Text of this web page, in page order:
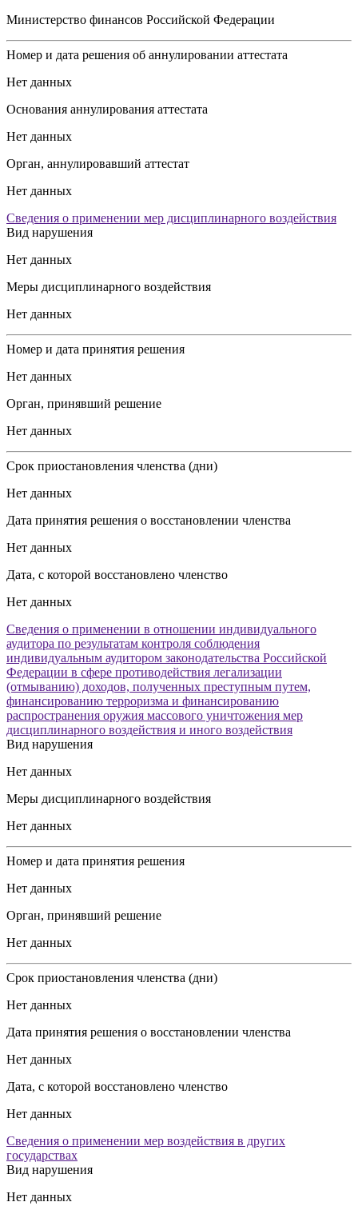
Министерство финансов Российской Федерации
Номер и дата решения об аннулировании аттестата
Нет данных
Основания аннулирования аттестата
Нет данных
Орган, аннулировавший аттестат
Нет данных
Сведения о применении мер дисциплинарного воздействия
Вид нарушения
Нет данных
Меры дисциплинарного воздействия
Нет данных
Номер и дата принятия решения
Нет данных
Орган, принявший решение
Нет данных
Срок приостановления членства (дни)
Нет данных
Дата принятия решения о восстановлении членства
Нет данных
Дата, с которой восстановлено членство
Нет данных
Сведения о применении в отношении индивидуального
аудитора по результатам контроля соблюдения
индивидуальным аудитором законодательства Российской
Федерации в сфере противодействия легализации
(отмыванию) доходов, полученных преступным путем,
финансированию терроризма и финансированию
распространения оружия массового уничтожения мер
дисциплинарного воздействия и иного воздействия
Вид нарушения
Нет данных
Меры дисциплинарного воздействия
Нет данных
Номер и дата принятия решения
Нет данных
Орган, принявший решение
Нет данных
Срок приостановления членства (дни)
Нет данных
Дата принятия решения о восстановлении членства
Нет данных
Дата, с которой восстановлено членство
Нет данных
Сведения о применении мер воздействия в других
государствах
Вид нарушения
Нет данных